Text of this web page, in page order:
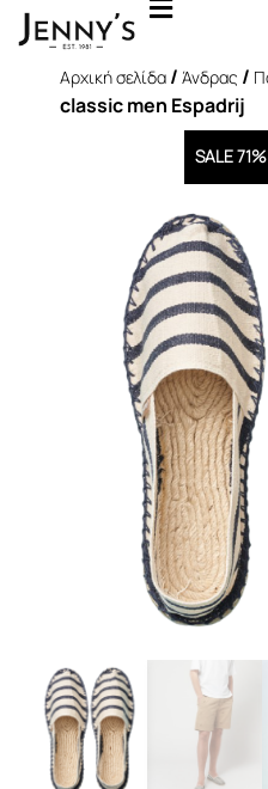
Αρχική σελίδα / Άνδρας /
classic men Espadrij
SALE 71%